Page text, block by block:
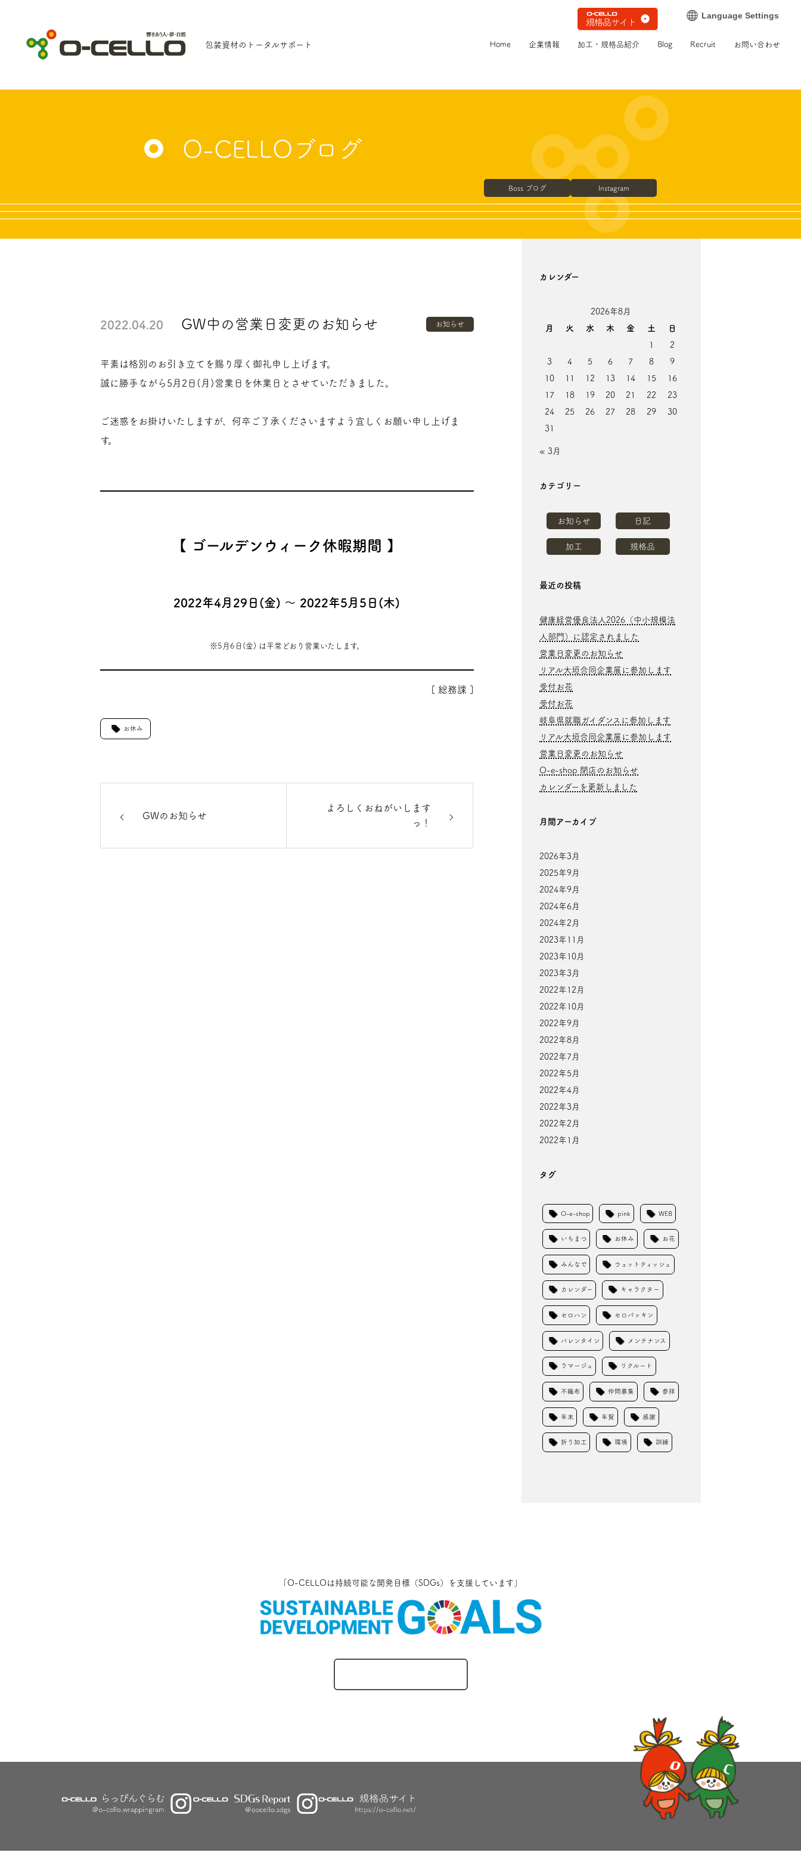
包装資材のトータルサポート Home 企業情報 加工・規格品紹介 Blog Recruit お問い合わせ
O-CELLOブログ
Boss ブログ Instagram
2022.04.20 GW中の営業日変更のお知らせ お知らせ
平素は格別のお引き立てを賜り厚く御礼申し上げます。
誠に勝手ながら5月2日(月)営業日を休業日とさせていただきました。
ご迷惑をお掛けいたしますが、何卒ご了承くださいますよう宜しくお願い申し上げま
す。
【 ゴールデンウィーク休暇期間 】
2022年4月29日(金) ～ 2022年5月5日(木)
※5月6日(金) は平常どおり営業いたします。
[ 総務課 ]
お休み
GWのお知らせ
よろしくおねがいします
っ！
カレンダー
2026年8月
月
火 水 木 金 土
日
1
2
3
4 5 6 7 8
9
10
11 12 13 14 15
16
17
18 19 20 21 22
23
24
25 26 27 28 29
30
31
« 3月
カテゴリー
お知らせ 日記
加工 規格品
最近の投稿
健康経営優良法人2026（中小規模法
人部門）に認定されました
営業日変更のお知らせ
リアル大垣合同企業展に参加します
受付お花
受付お花
岐阜県就職ガイダンスに参加します
リアル大垣合同企業展に参加します
営業日変更のお知らせ
O-e-shop 閉店のお知らせ
カレンダーを更新しました
月間アーカイブ
2026年3月
2025年9月
2024年9月
2024年6月
2024年2月
2023年11月
2023年10月
2023年3月
2022年12月
2022年10月
2022年9月
2022年8月
2022年7月
2022年5月
2022年4月
2022年3月
2022年2月
2022年1月
タグ
O-e-shop pink WEB
いちまつ お休み お花
みんなで ウェットティッシュ
カレンダー キャラクター
セロハン セロパッキン
バレンタイン メンテナンス
ラマージュ リクルート
不織布 仲間募集 参拝
年末 年賀 感謝
折り加工 環境 訓練
「O-CELLOは持続可能な開発目標（SDGs）を 支援しています」
Language Settings